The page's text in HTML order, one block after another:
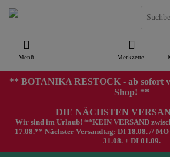
Menü Merkzettel
** BOTANIKA RESTOCK - ab sofort
Shop! **
DIE NÄCHSTEN
Wir sind im Urlaub! **KEIN VERSAND
17.08.** Nächster Versandtag: DI 18.08. //
31.08. + DI 01.09.